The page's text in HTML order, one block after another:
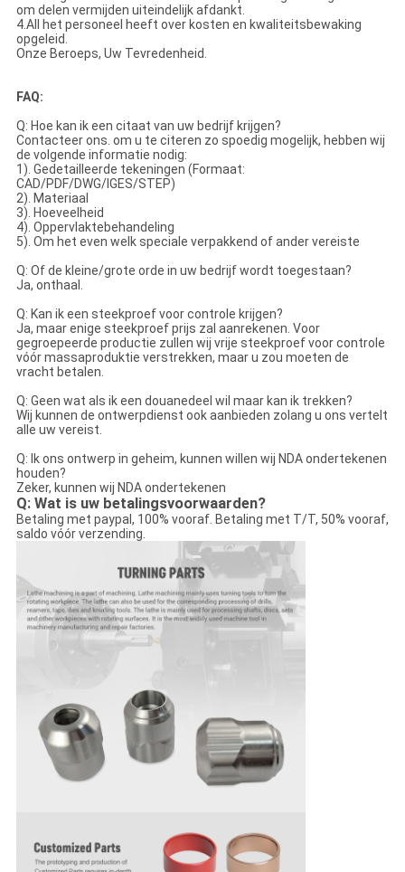
om delen vermijden uiteindelijk afdankt.
4.All het personeel heeft over kosten en kwaliteitsbewaking
opgeleid.
Onze Beroeps, Uw Tevredenheid.
FAQ:
Q: Hoe kan ik een citaat van uw bedrijf krijgen?
Contacteer ons. om u te citeren zo spoedig mogelijk, hebben wij
de volgende informatie nodig:
1). Gedetailleerde tekeningen (Formaat:
CAD/PDF/DWG/IGES/STEP)
2). Materiaal
3). Hoeveelheid
4). Oppervlaktebehandeling
5). Om het even welk speciale verpakkend of ander vereiste
Q: Of de kleine/grote orde in uw bedrijf wordt toegestaan?
Ja, onthaal.
Q: Kan ik een steekproef voor controle krijgen?
Ja, maar enige steekproef prijs zal aanrekenen. Voor
gegroepeerde productie zullen wij vrije steekproef voor controle
vóór massaproduktie verstrekken, maar u zou moeten de
vracht betalen.
Q: Geen wat als ik een douanedeel wil maar kan ik trekken?
Wij kunnen de ontwerpdienst ook aanbieden zolang u ons vertelt
alle uw vereist.
Q: Ik ons ontwerp in geheim, kunnen willen wij NDA ondertekenen
houden?
Zeker, kunnen wij NDA ondertekenen
Q: Wat is uw betalingsvoorwaarden?
Betaling met paypal, 100% vooraf. Betaling met T/T, 50% vooraf,
saldo vóór verzending.